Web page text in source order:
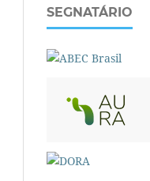
SEGNATÁRIO